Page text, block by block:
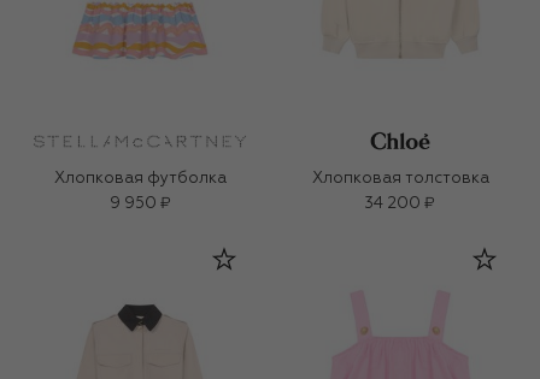
Хлопковая футболка
9 950 ₽
Хлопковая толстовка
34 200 ₽